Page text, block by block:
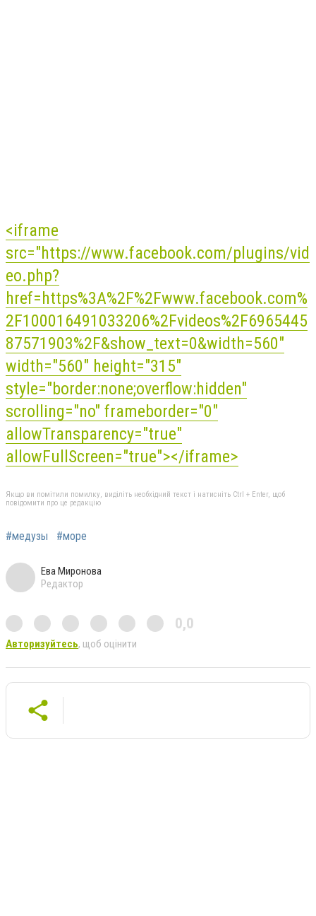
<iframe
src="https://www.facebook.com/plugins/vid
eo.php?
href=https%3A%2F%2Fwww.facebook.com%
2F100016491033206%2Fvideos%2F6965445
87571903%2F&show_text=0&width=560"
width="560" height="315"
style="border:none;overflow:hidden"
scrolling="no" frameborder="0"
allowTransparency="true"
allowFullScreen="true"></iframe>
Якщо ви помітили помилку, виділіть необхідний текст і натисніть Ctrl + Enter, щоб
повідомити про це редакцію
#медузы #море
Ева Миронова
Редактор
0,0
Авторизуйтесь, щоб оцінити